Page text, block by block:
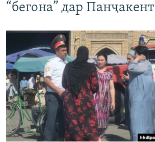
“бегона” дар Панҷакент